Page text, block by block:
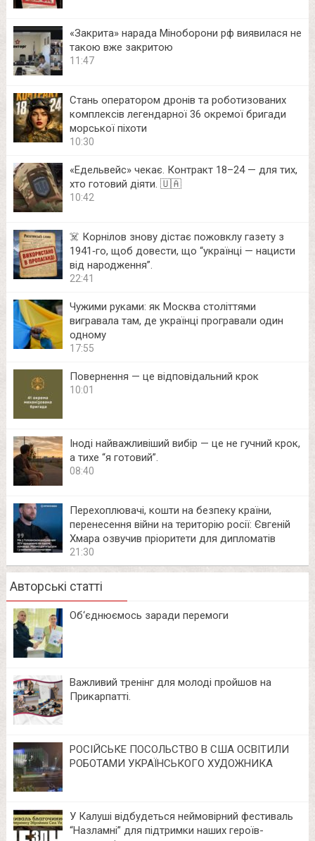
«Закрита» нарада Міноборони рф виявилася не
такою вже закритою
11:47
Стань оператором дронів та роботизованих
комплексів легендарної 36 окремої бригади
морської піхоти
10:30
«Едельвейс» чекає. Контракт 18–24 — для тих,
хто готовий діяти. 🇺🇦
10:42
☠️ Корнілов знову дістає пожовклу газету з
1941‑го, щоб довести, що “українці — нацисти
від народження”.
22:41
Чужими руками: як Москва століттями
вигравала там, де українці програвали один
одному
17:55
Повернення — це відповідальний крок
10:01
Іноді найважливіший вибір — це не гучний крок,
а тихе “я готовий”.
08:40
Перехоплювачі, кошти на безпеку країни,
перенесення війни на територію росії: Євгеній
Хмара озвучив пріоритети для дипломатів
21:30
Авторські статті
Об‘єднюємось заради перемоги
Важливий тренінг для молоді пройшов на
Прикарпатті.
РОСІЙСЬКЕ ПОСОЛЬСТВО В США ОСВІТИЛИ
РОБОТАМИ УКРАЇНСЬКОГО ХУДОЖНИКА
У Калуші відбудеться неймовірний фестиваль
“Назламні” для підтримки наших героїв-